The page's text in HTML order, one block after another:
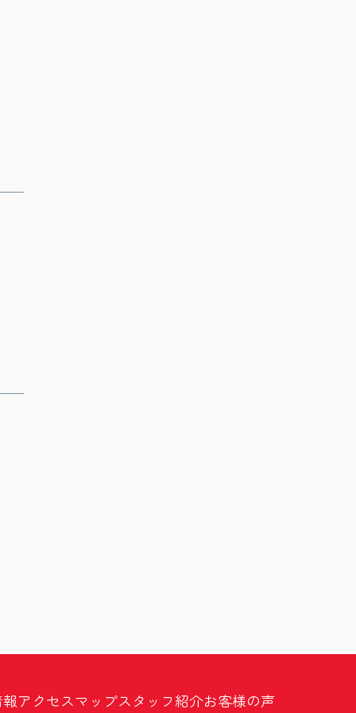
アクセスマップスタッフ紹介お客様の声